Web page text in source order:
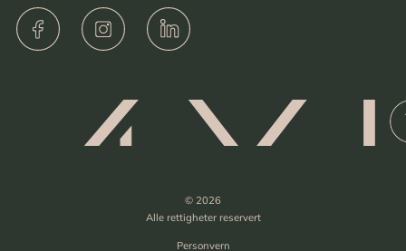
© 2026
Alle rettigheter reservert
Personvern